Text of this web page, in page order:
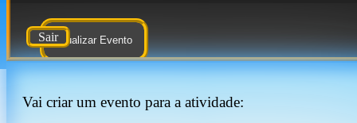
Atualizar Evento
Sair
Vai criar um evento para a atividade: